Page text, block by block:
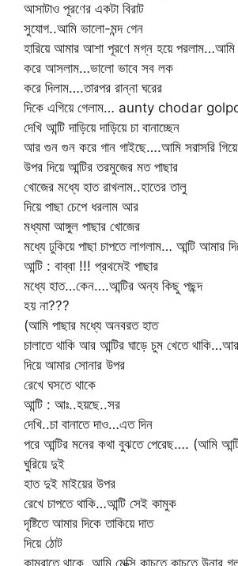
আসাটাও পূরণের একটা বিরাট
সুযোগ..আমি ভালো-মন্দ গেন
হারিয়ে আমার আশা পূরণে মগ্ন হয়ে পরলাম…আমি
করে আসলাম…ভালো ভাবে সব লক
করে দিলাম….তারপর রান্না ঘরের
দিকে এগিয়ে গেলাম… aunty chodar
দেখি আন্টি দাড়িয়ে দাড়িয়ে চা বানাচ্ছেন
আর গুন গুন করে গান গাইছে….আমি সরাসরি
উপর দিয়ে আন্টির তরমুজের মত পাছার
খোজের মধ্যে হাত রাখলাম..হাতের তালু
দিয়ে পাছা চেপে ধরলাম আর
মধ্যমা আঙ্গুল পাছার খোজের
মধ্যে ঢুকিয়ে পাছা চাপতে লাগলাম… আন্টি আমার
আন্টি : বাব্বা !!! প্রথমেই পাছার
মধ্যে হাত…কেন….আন্টির অন্য কিছু পছন্দ
হয় না???
(আমি পাছার মধ্যে অনবরত হাত
চালাতে থাকি আর আন্টির ঘাড়ে চুম খেতে
দিয়ে আমার সোনার উপর
রেখে ঘসতে থাকে
আন্টি : আঃ..হয়ছে..সর
দেখি..চা বানাতে দাও…এত দিন
পরে আন্টির মনের কথা বুঝতে পেরেছ…. (আমি
ঘুরিয়ে দুই
হাত দুই মাইয়ের উপর
রেখে চাপতে থাকি…আন্টি সেই কামুক
দৃষ্টিতে আমার দিকে তাকিয়ে দাত
দিয়ে ঠোট
কামরাতে থাকে..আমি মেক্সি কাচতে কাচতে উনার